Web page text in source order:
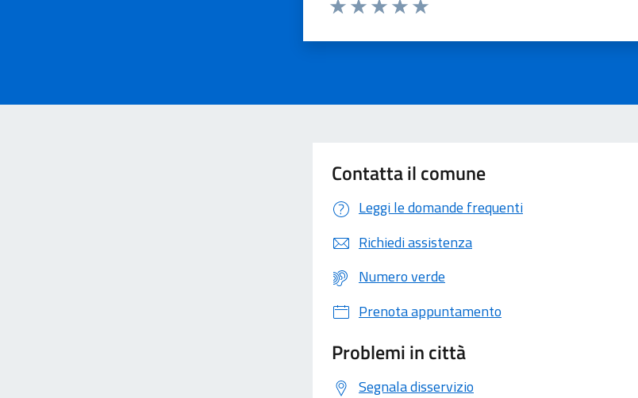
Contatta il comune
Leggi le domande frequenti
Richiedi assistenza
Numero verde
Prenota appuntamento
Problemi in città
Segnala disservizio